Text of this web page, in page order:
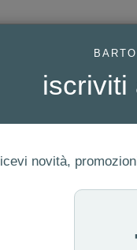
GIOIELLI
iscriviti
novità,